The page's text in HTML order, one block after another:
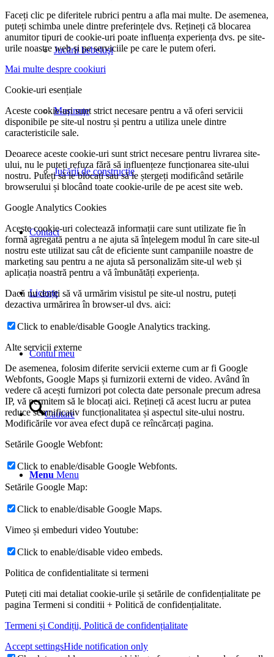
Jucării bebeluşi
Maşinuţe
Jucării de construcţie
Contact
Licențe
Contul meu
Cautare
Menu Menu
Faceți clic pe diferitele rubrici pentru a afla mai multe. De asemenea,
puteți schimba unele dintre preferințele dvs. Rețineți că blocarea
anumitor tipuri de cookie-uri poate influența experiența dvs. pe site-
urile noastre web și pe serviciile pe care le putem oferi.
Mai multe despre cookiuri
Cookie-uri esențiale
Aceste cookie-uri sunt strict necesare pentru a vă oferi servicii
disponibile pe site-ul nostru și pentru a utiliza unele dintre
caracteristicile sale.
Deoarece aceste cookie-uri sunt strict necesare pentru livrarea site-
ului, nu le puteți refuza fără să influențeze funcționarea site-ului
nostru. Puteți să le blocați sau să le ștergeți modificând setările
browserului și blocând toate cookie-urile de pe acest site web.
Google Analytics Cookies
Aceste cookie-uri colectează informații care sunt utilizate fie în
formă agregată pentru a ne ajuta să înțelegem modul în care site-ul
nostru este utilizat sau cât de eficiente sunt campaniile noastre de
marketing sau pentru a ne ajuta să personalizăm site-ul web și
aplicația noastră pentru a vă îmbunătăți experiența.
Dacă nu doriți să vă urmărim visistul pe site-ul nostru, puteți
dezactiva urmărirea în browser-ul dvs. aici:
Click to enable/disable Google Analytics tracking.
Alte servicii externe
De asemenea, folosim diferite servicii externe cum ar fi Google
Webfonts, Google Maps și furnizorii externi de video. Având în
vedere că acești furnizori pot colecta date personale precum adresa
IP, vă permitem să le blocați aici. Rețineți că acest lucru ar putea
reduce semnificativ funcționalitatea și aspectul site-ului nostru.
Modificările vor avea efect după ce reîncărcați pagina.
Setările Google Webfont:
Click to enable/disable Google Webfonts.
Setările Google Map:
Click to enable/disable Google Maps.
Vimeo și embeduri video Youtube:
Click to enable/disable video embeds.
Politica de confidentialitate si termeni
Puteți citi mai detaliat cookie-urile și setările de confidențialitate pe
pagina Termeni si conditii + Politică de confidențialitate.
Termeni și Condiții, Politică de confidențialitate
Accept settingsHide notification only